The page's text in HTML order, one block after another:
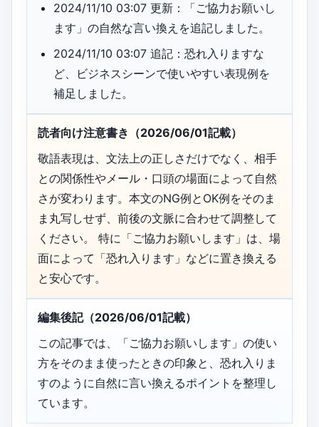
2024/11/10 03:07 更新：「ご協力お願いし
ます」の自然な言い換えを追記しました。
2024/11/10 03:07 追記：恐れ入りますな
ど、ビジネスシーンで使いやすい表現例を
補足しました。
読者向け注意書き（2026/06/01記載）
敬語表現は、文法上の正しさだけでなく、相手
との関係性やメール・口頭の場面によって自然
さが変わります。本文のNG例とOK例をそのま
ま丸写しせず、前後の文脈に合わせて調整して
ください。 特に「ご協力お願いします」は、場
面によって「恐れ入ります」などに置き換える
と安心です。
編集後記（2026/06/01記載）
この記事では、「ご協力お願いします」の使い
方をそのまま使ったときの印象と、恐れ入りま
すのように自然に言い換えるポイントを整理し
ています。